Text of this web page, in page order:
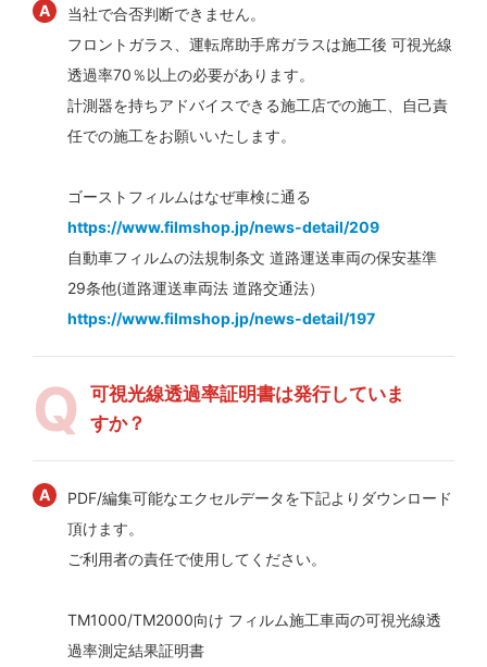
当社で合否判断できません。
フロントガラス、運転席助手席ガラスは施工後 可視光線
透過率70％以上の必要があります。
計測器を持ちアドバイスできる施工店での施工、自己責
任での施工をお願いいたします。
ゴーストフィルムはなぜ車検に通る
https://www.filmshop.jp/news-detail/209
自動車フィルムの法規制条文 道路運送車両の保安基準
29条他(道路運送車両法 道路交通法）
https://www.filmshop.jp/news-detail/197
可視光線透過率証明書は発行していま
すか？
PDF/編集可能なエクセルデータを下記よりダウンロード
頂けます。
ご利用者の責任で使用してください。
TM1000/TM2000向け フィルム施工車両の可視光線透
過率測定結果証明書